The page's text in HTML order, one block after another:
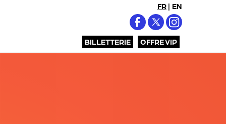
FR | EN
BILLETTERIE OFFRE VIP